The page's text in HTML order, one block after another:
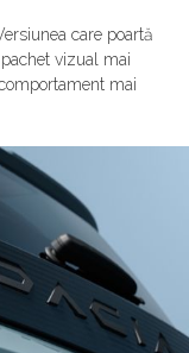
care poartă
vizual mai
mai